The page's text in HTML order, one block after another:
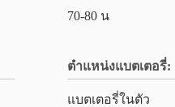
70-80 น
ตำแหน่งแบตเตอรี่:
แบตเตอรี่ในตัว